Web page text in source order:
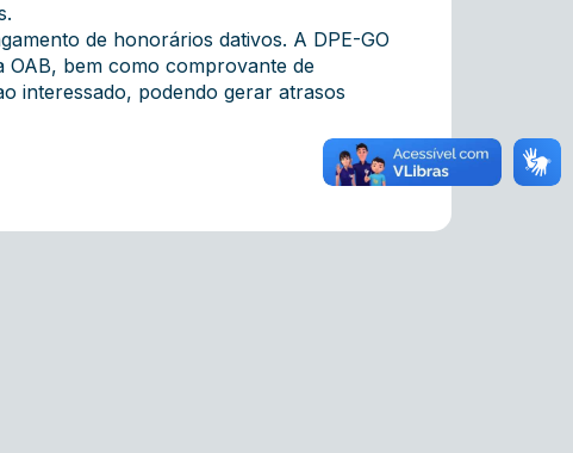
de honorários dativos. A DPE-GO
OAB, bem como comprovante de
interessado, podendo gerar atrasos